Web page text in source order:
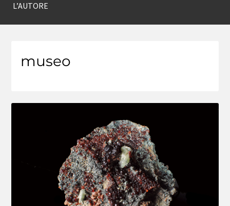
L’AUTORE
museo